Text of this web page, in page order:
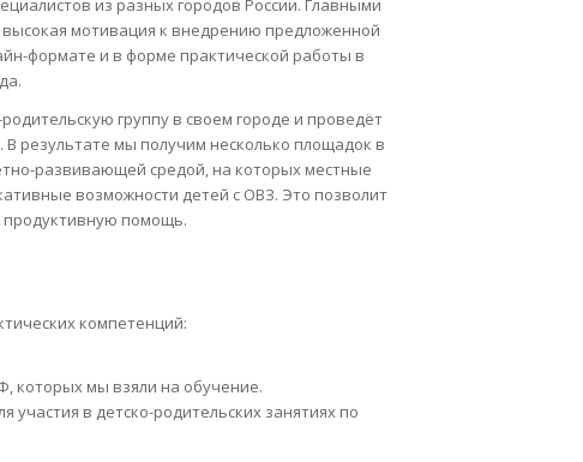
из разных городов России. Главными
мотивация к внедрению предложенной
формате и в форме практической работы в
группу в своем городе и проведёт
результате мы получим несколько площадок в
развивающей средой, на которых местные
возможности детей с ОВЗ. Это позволит
продуктивную помощь.
компетенций:
которых мы взяли на обучение.
участия в детско-родительских занятиях по